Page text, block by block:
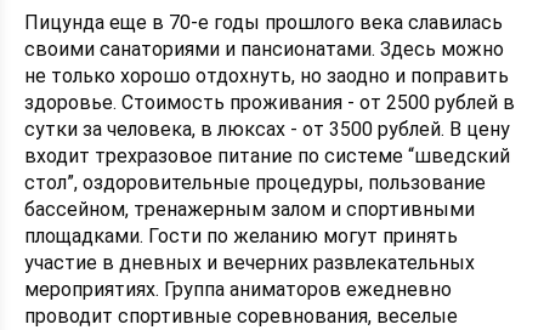
Пицунда еще в 70-е годы прошлого века славилась
своими санаториями и пансионатами. Здесь можно
не только хорошо отдохнуть, но заодно и поправить
здоровье. Стоимость проживания - от 2500 рублей в
сутки за человека, в люксах - от 3500 рублей. В цену
входит трехразовое питание по системе “шведский
стол”, оздоровительные процедуры, пользование
бассейном, тренажерным залом и спортивными
площадками. Гости по желанию могут принять
участие в дневных и вечерних развлекательных
мероприятиях. Группа аниматоров ежедневно
проводит спортивные соревнования, веселые